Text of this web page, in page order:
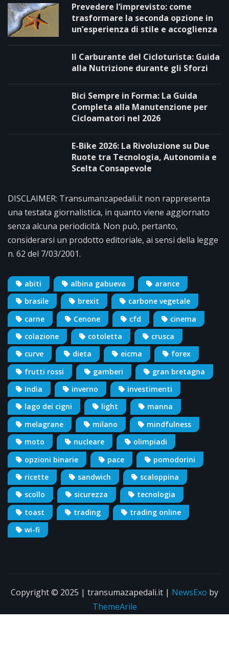
Prevedere l’imprevisto: come
trasformare la seconda opzione in
un’esperienza di stile e accoglienza
Il Carburante del Cicloturista: Guida
alla Nutrizione durante gli Sforzi
Bici Sempre in Forma: La Guida
Completa alla Manutenzione per
Cicloamatori nel 2026
E-Bike 2026: La Rivoluzione su Due
Ruote tra Tecnologia, Autonomia e
Scelta Consapevole
DISCLAIMER: Transumanzapedali.it non rappresenta
una testata giornalistica, in quanto viene aggiornato
senza alcuna periodicità. Non può, pertanto,
considerarsi un prodotto editoriale, ai sensi della legge
n. 62 del 7/03/2001.
abiti albina gabueva
arance
brasile
brexit
carbone vegetale
carne
Cenone cfd
cinema
colazione
cotoletta
crusca
curve
dieta eicma
forex
frutti rossi
gamberi
gran bretagna
India
inverno
investimenti
lago dei cigni
light
manna
melagrane
milano
mindfulness
moto
nucleare
olimpiadi
opzioni binarie
pace
pomodorini
ricette
sandwich
scaloppina
scollo
sicurezza
tecnologia
toast
trading
trading online
wi-fi
Copyright © 2025 | transumazapedali.it | NewsExo by
ThemeArile